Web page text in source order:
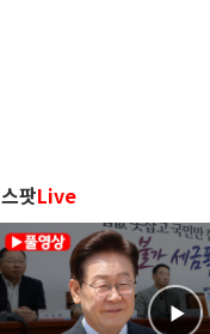
스팟Live